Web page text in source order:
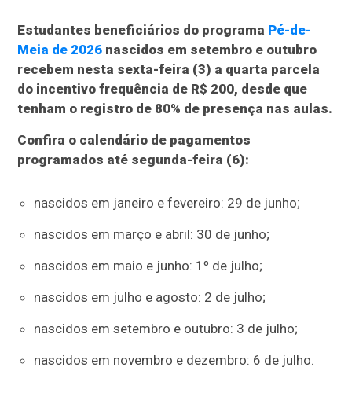
Estudantes beneficiários do programa Pé-de-
Meia de 2026 nascidos em setembro e outubro
recebem nesta sexta-feira (3) a quarta parcela
do incentivo frequência de R$ 200, desde que
tenham o registro de 80% de presença nas aulas.
Confira o calendário de pagamentos
programados até segunda-feira (6):
nascidos em janeiro e fevereiro: 29 de junho;
nascidos em março e abril: 30 de junho;
nascidos em maio e junho: 1º de julho;
nascidos em julho e agosto: 2 de julho;
nascidos em setembro e outubro: 3 de julho;
nascidos em novembro e dezembro: 6 de julho.